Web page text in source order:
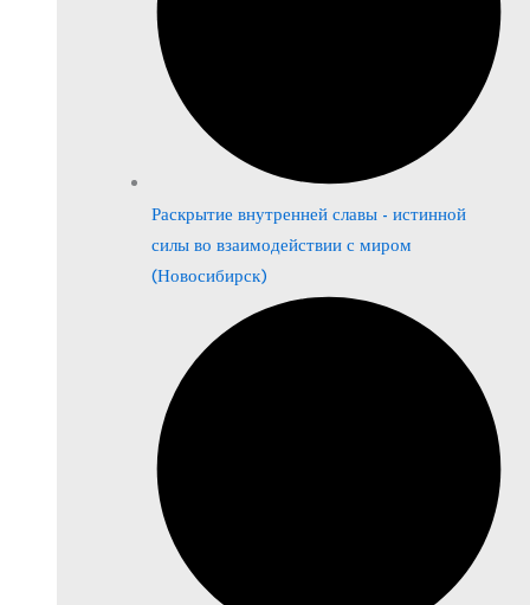
Раскрытие внутренней славы - истинной
силы во взаимодействии с миром
(Новосибирск)